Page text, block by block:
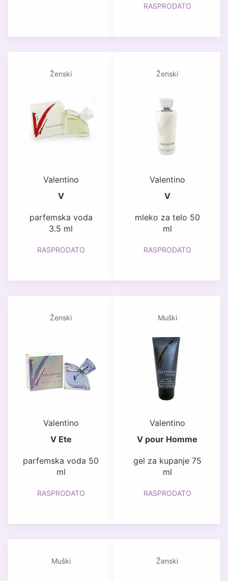
RASPRODATO
Ženski
Valentino
V
parfemska voda
3.5 ml
RASPRODATO
Ženski
Valentino
V
mleko za telo 50
ml
RASPRODATO
Ženski
Valentino
V Ete
parfemska voda 50
ml
RASPRODATO
Muški
Valentino
V pour Homme
gel za kupanje 75
ml
RASPRODATO
Muški Ženski